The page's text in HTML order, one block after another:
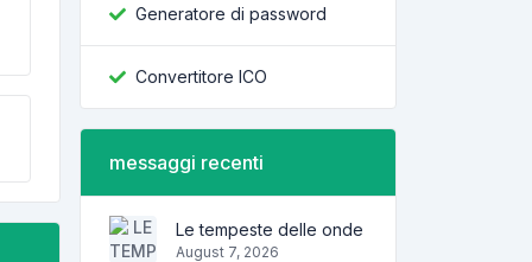
Generatore di password
Convertitore ICO
messaggi recenti
Le tempeste delle onde
August 7, 2026